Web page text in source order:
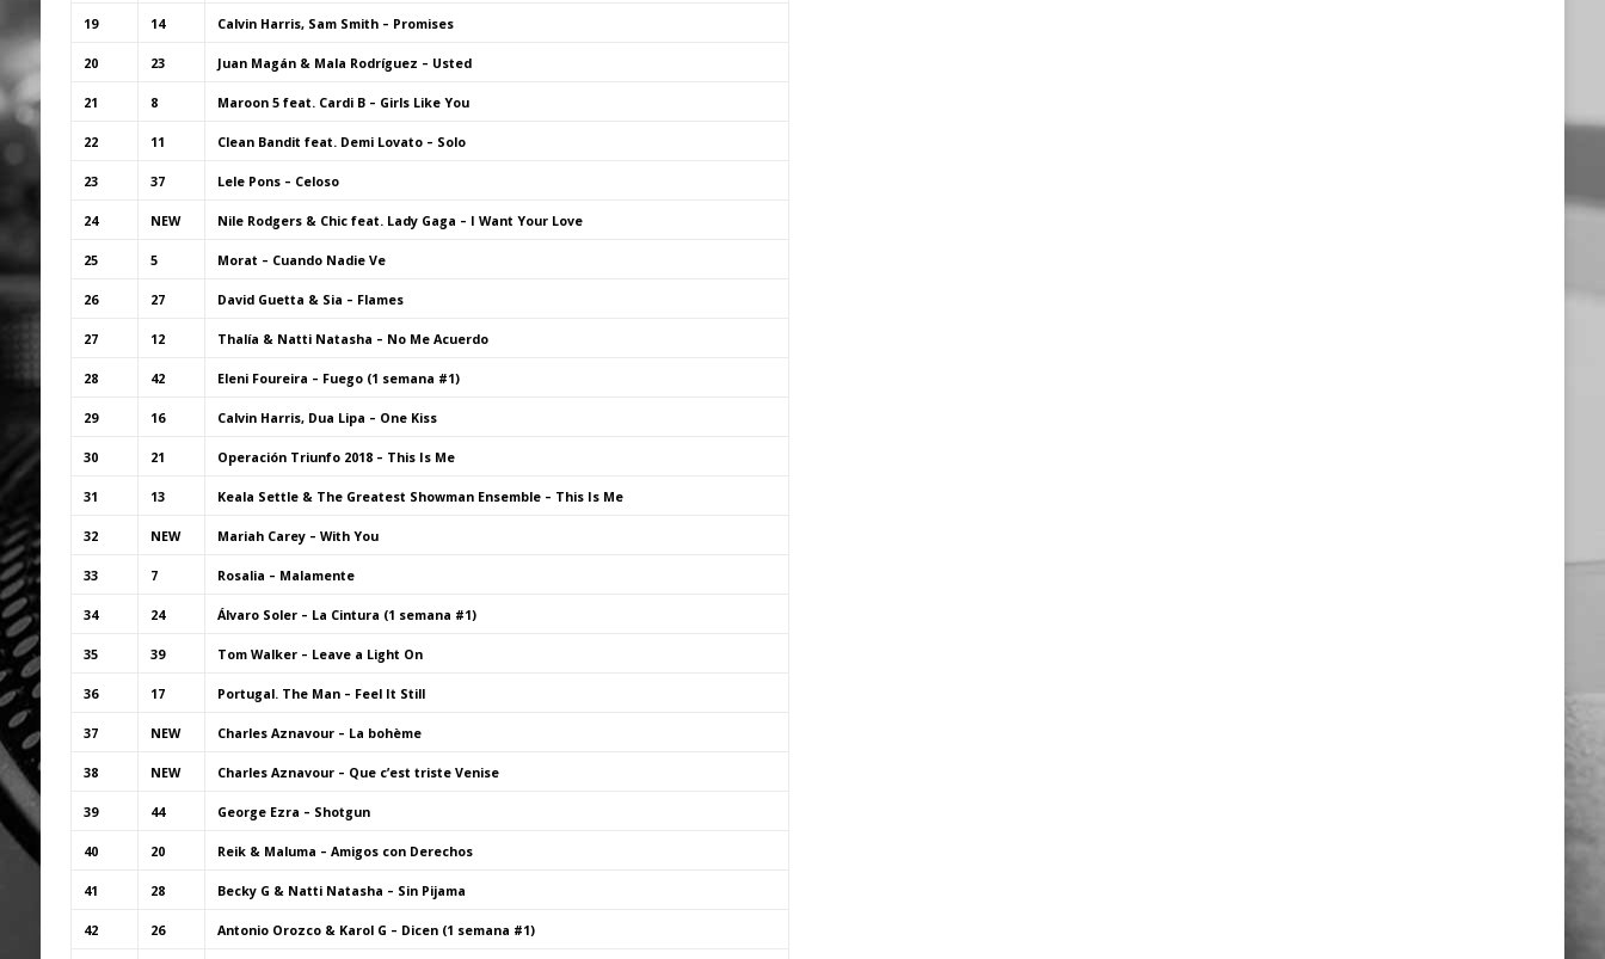
19 14 Calvin Harris, Sam Smith – Promises
20 23 Juan Magán & Mala Rodríguez – Usted
21 8 Maroon 5 feat. Cardi B – Girls Like You
22 11 Clean Bandit feat. Demi Lovato – Solo
23 37 Lele Pons – Celoso
24 NEW Nile Rodgers & Chic feat. Lady Gaga – I Want Your Love
25 5 Morat – Cuando Nadie Ve
26 27 David Guetta & Sia – Flames
27 12 Thalía & Natti Natasha – No Me Acuerdo
28 42 Eleni Foureira – Fuego (1 semana #1)
29 16 Calvin Harris, Dua Lipa – One Kiss
30 21 Operación Triunfo 2018 – This Is Me
31 13 Keala Settle & The Greatest Showman Ensemble – This Is Me
32 NEW Mariah Carey – With You
33 7 Rosalia – Malamente
34 24 Álvaro Soler – La Cintura (1 semana #1)
35 39 Tom Walker – Leave a Light On
36 17 Portugal. The Man – Feel It Still
37 NEW Charles Aznavour – La bohème
38 NEW Charles Aznavour – Que c’est triste Venise
39 44 George Ezra – Shotgun
40 20 Reik & Maluma – Amigos con Derechos
41 28 Becky G & Natti Natasha – Sin Pijama
42 26 Antonio Orozco & Karol G – Dicen (1 semana #1)